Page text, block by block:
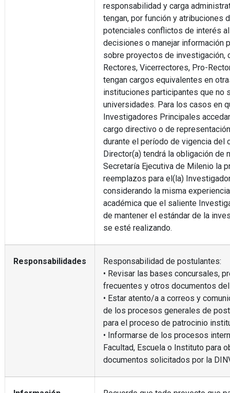
responsabilidad y carga
tengan, por función y atribuciones
potenciales conflictos de interés
decisiones o manejar información
sobre proyectos de investigación,
Rectores, Vicerrectores, Pro-
tengan cargos equivalentes en
instituciones participantes que no
universidades. Para los casos en
Investigadores Principales
cargo directivo o de
durante el período de vigencia del
Director(a) tendrá la obligación de
Secretaría Ejecutiva de Milenio la
reemplazos para el(la)
considerando la misma
académica que el saliente
de mantener el estándar de la
se esté realizando.
Responsabilidades
Responsabilidad de postulantes:
• Revisar las bases concursales,
frecuentes y otros documentos
• Estar atento/a a correos y
de los procesos generales de
para el proceso de patrocinio
• Informarse de los procesos
Facultad, Escuela o Instituto para
documentos solicitados por la